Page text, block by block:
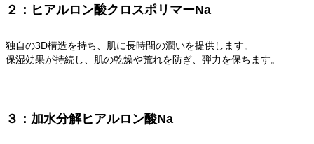
２：ヒアルロン酸クロスポリマーNa
独自の3D構造を持ち、肌に長時間の潤いを提供します。
保湿効果が持続し、肌の乾燥や荒れを防ぎ、弾力を保ちます。
３：加水分解ヒアルロン酸Na